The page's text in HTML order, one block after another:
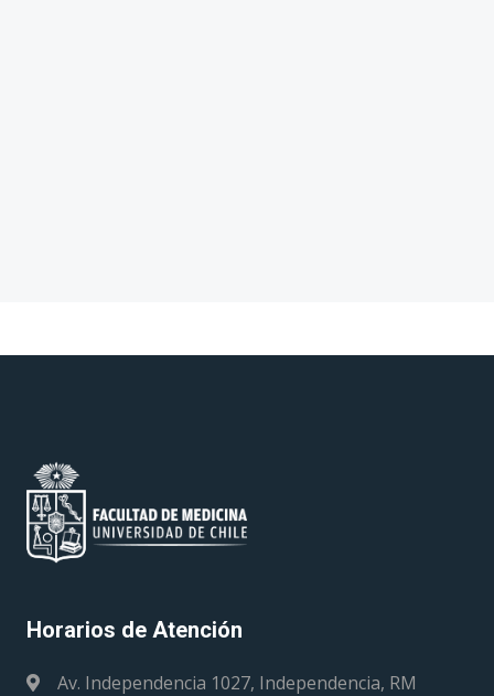
Horarios de Atención
Av. Independencia 1027, Independencia, RM